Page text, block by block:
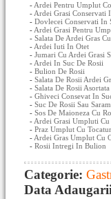
- Ardei Pentru Umplut
- Ardei Grasi Conservati
- Dovlecei Conservati In
- Ardei Grasi Pentru
- Salata De Ardei Gras
- Ardei Iuti In Otet
- Jumari Cu Ardei Grasi
- Ardei In Suc De Rosii
- Bulion De Rosii
- Salata De Rosii Ardei
- Salata De Rosii Asortata
- Ghiveci Consevat In
- Suc De Rosii Sau
- Sos De Maioneza Cu
- Ardei Grasi Umpluti Cu
- Praz Umplut Cu
- Ardei Gras Umplut Cu
- Rosii Intregi In Bulion
Categorie:
Data